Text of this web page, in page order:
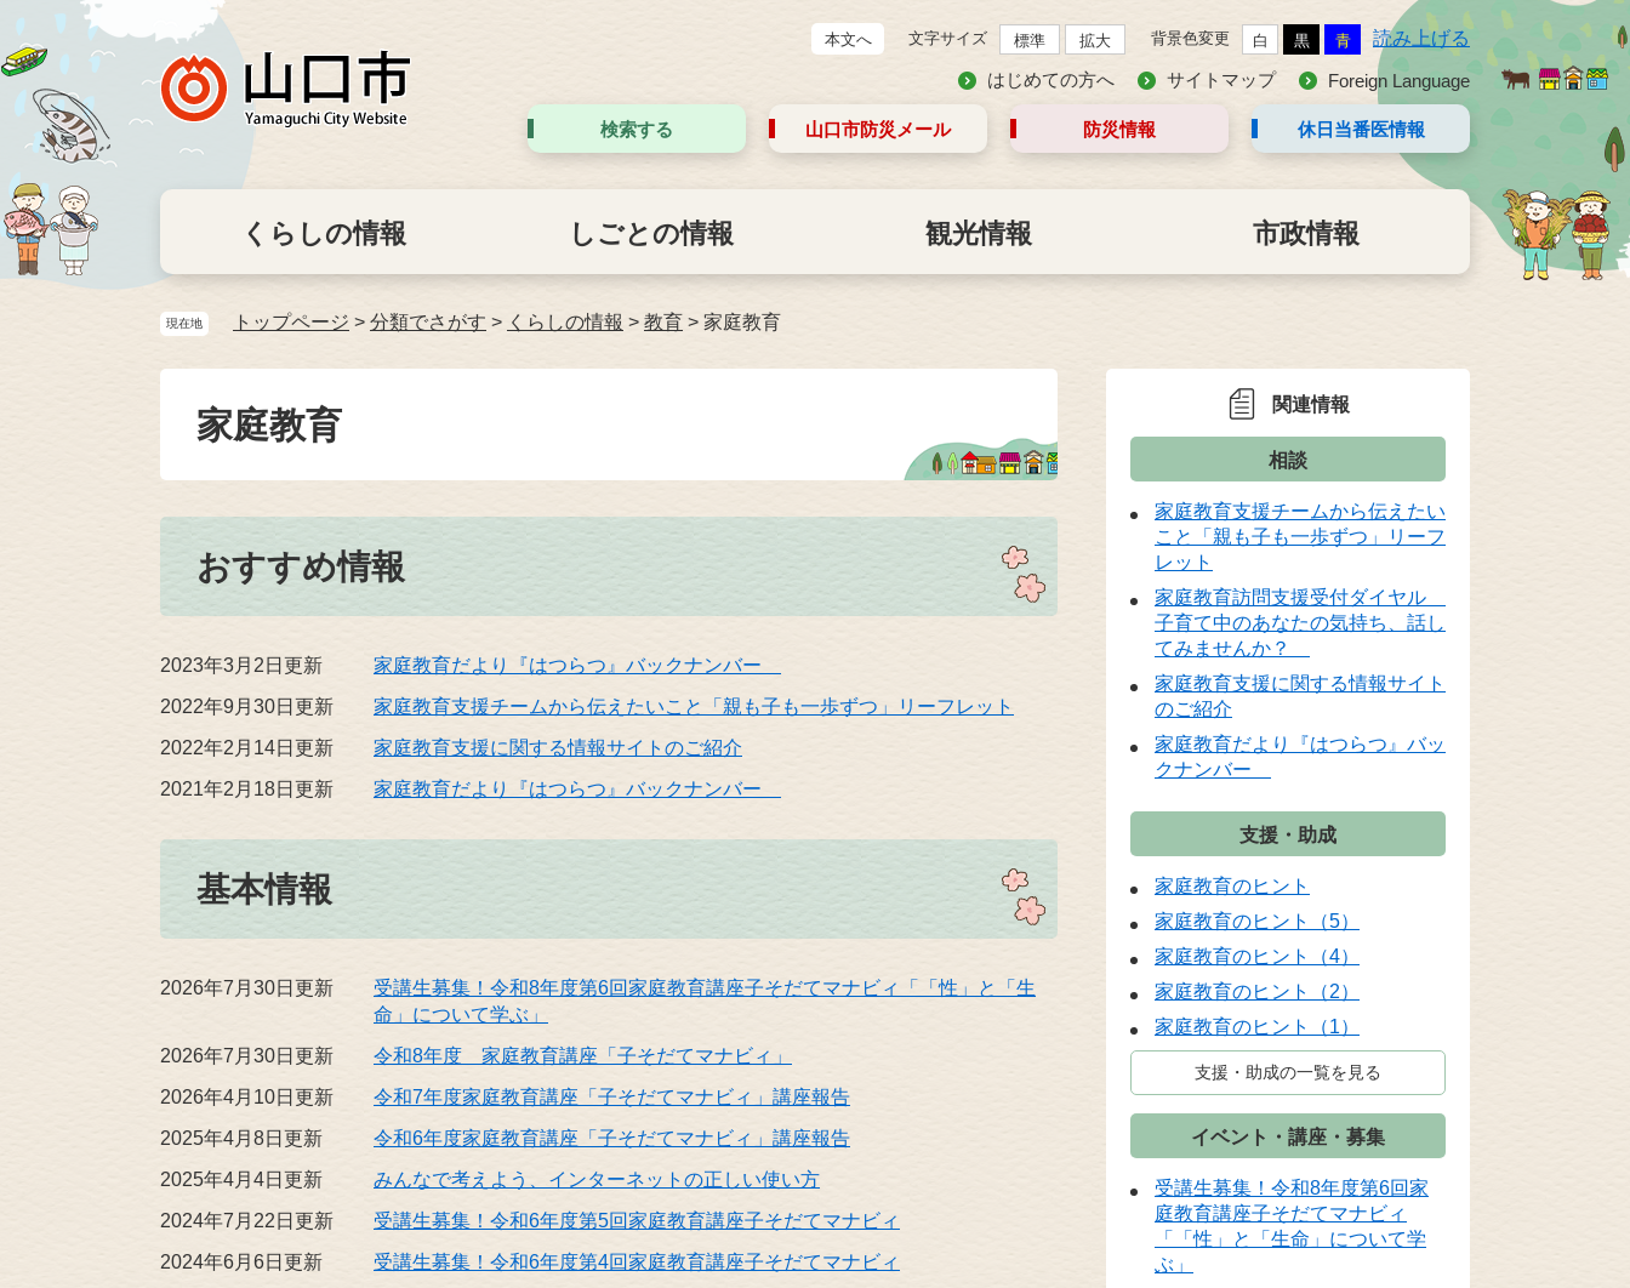
本文へ 文字サイズ 標準 拡大 背景色変更 白 黒 青 読み上げる
はじめての方へ サイトマップ Foreign Language
検索する 山口市防災 メール 防災情報 休日当番医情報
くらしの情報 しごとの情報 観光情報 市政情報
現在地 トップページ > 分類でさがす > くらしの情報 > 教育 > 家庭教育
家庭教育
おすすめ情報
2023年3月2日更新
家庭教育だより『はつらつ』バックナンバー
2022年9月30日更新
家庭教育支援チームから伝えたいこと「親も子も一歩ずつ」リーフレット
2022年2月14日更新
家庭教育支援に関する情報サイトのご紹介
2021年2月18日更新
家庭教育だより『はつらつ』バックナンバー
基本情報
2026年7月30日更新
受講生募集！令和8年度第6回家庭教育講座子そだてマナビィ「「性」と「生
命」について学ぶ」
2026年7月30日更新
令和8年度 家庭教育講座「子そだてマナビィ」
2026年4月10日更新
令和7年度家庭教育講座「子そだてマナビィ」講座報告
2025年4月8日更新
令和6年度家庭教育講座「子そだてマナビィ」講座報告
2025年4月4日更新
みんなで考えよう、インターネットの正しい使い方
2024年7月22日更新
受講生募集！令和6年度第5回家庭教育講座子そだてマナビィ
2024年6月6日更新
受講生募集！令和6年度第4回家庭教育講座子そだてマナビィ
関連情報
相談
家庭教育支援チームから伝えたい
こと「親も子も一歩ずつ」リーフ
レット
家庭教育訪問支援受付ダイヤル
子育て中のあなたの気持ち、話し
てみませんか？
家庭教育支援に関する情報サイト
のご紹介
家庭教育だより『はつらつ』バッ
クナンバー
支援・助成
家庭教育のヒント
家庭教育のヒント（5）
家庭教育のヒント（4）
家庭教育のヒント（2）
家庭教育のヒント（1）
支援・助成の一覧を見る
イベント・講座・募集
受講生募集！令和8年度第6回家
庭教育講座子そだてマナビィ
「「性」と「生命」について学
ぶ」